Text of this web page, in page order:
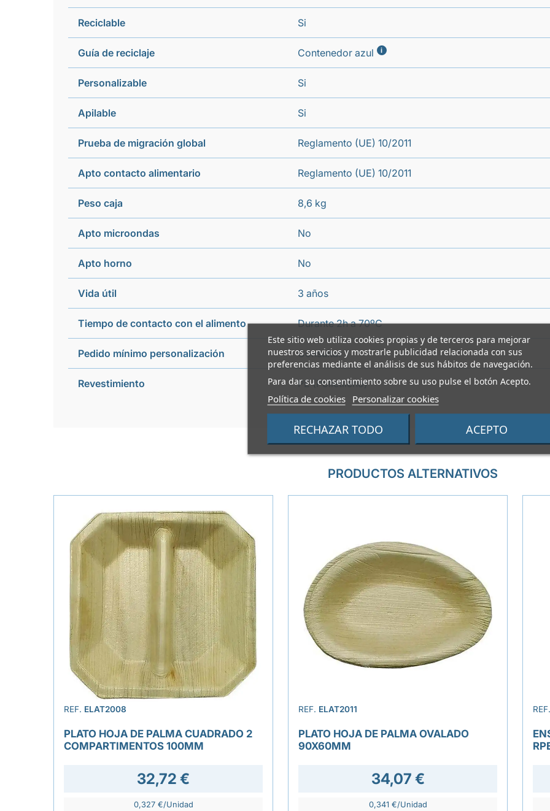
Este sitio web utiliza cookies propias y de terceros para mejorar
nuestros servicios y mostrarle publicidad relacionada con sus
preferencias mediante el análisis de sus hábitos de navegación.
Para dar su consentimiento sobre su uso pulse el botón Acepto.
Política de cookies Personalizar cookies
RECHAZAR TODO ACEPTO
Reciclable Si
Guía de reciclaje Contenedor azul i
Personalizable Si
Apilable Si
Prueba de migración global Reglamento (UE) 10/2011
Apto contacto alimentario Reglamento (UE) 10/2011
Peso caja 8,6 kg
Apto microondas No
Apto horno No
Vida útil 3 años
Tiempo de contacto con el alimento Durante 2h a 70ºC
Pedido mínimo personalización Consultar
Revestimiento PE (Polietileno)
PRODUCTOS ALTERNATIVOS
REF. ELAT2008
PLATO HOJA DE PALMA CUADRADO 2
COMPARTIMENTOS 100MM
32,72 €
0,327 €/Unidad
REF. ELAT2011
PLATO HOJA DE PALMA OVALADO
90X60MM
34,07 €
0,341 €/Unidad